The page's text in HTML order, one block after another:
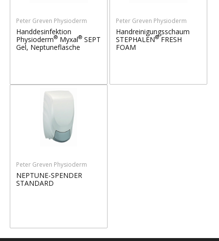
Peter Greven Physioderm
Handdesinfektion
Physioderm®Myxal®SEPT
Gel, Neptuneflasche
Peter Greven Physioderm
Handreinigungsschaum
STEPHALEN®FRESH
FOAM
Peter Greven Physioderm
NEPTUNE-SPENDER
STANDARD